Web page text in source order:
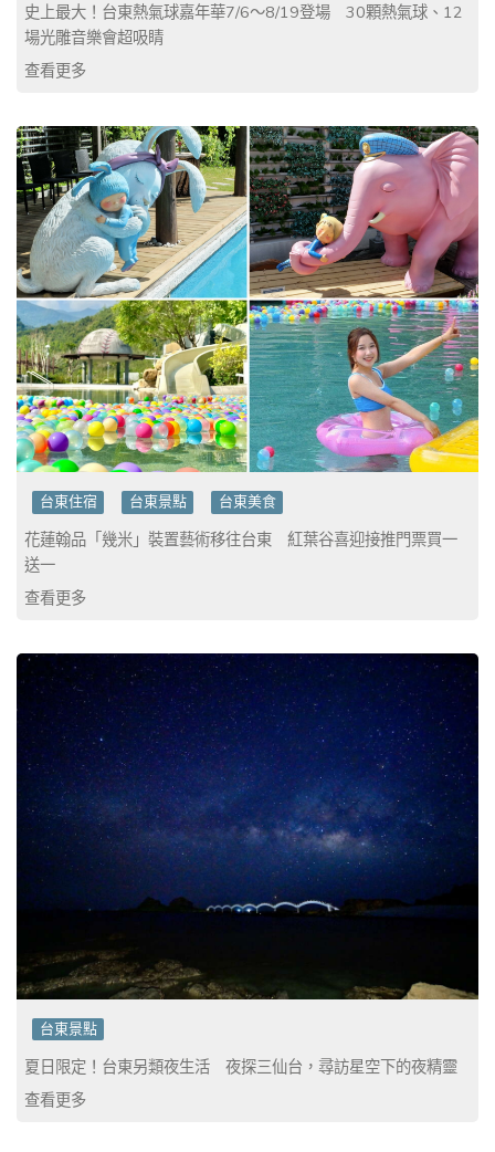
史上最大！台東熱氣球嘉年華7/6～8/19登場 30顆熱氣球、12
場光雕音樂會超吸睛
查看更多
台東住宿 台東景點 台東美食
花蓮翰品「幾米」裝置藝術移往台東 紅葉谷喜迎接推門票買一
送一
查看更多
台東景點
夏日限定！台東另類夜生活 夜探三仙台，尋訪星空下的夜精靈
查看更多